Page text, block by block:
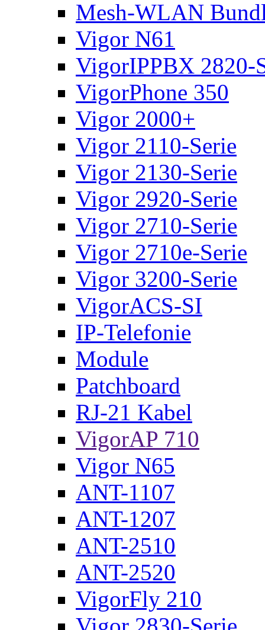
Mesh-WLAN
Vigor N61
VigorIPPBX 2820-
VigorPhone 350
Vigor 2000+
Vigor 2110-Serie
Vigor 2130-Serie
Vigor 2920-Serie
Vigor 2710-Serie
Vigor 2710e-Serie
Vigor 3200-Serie
VigorACS-SI
IP-Telefonie
Module
Patchboard
RJ-21 Kabel
VigorAP 710
Vigor N65
ANT-1107
ANT-1207
ANT-2510
ANT-2520
VigorFly 210